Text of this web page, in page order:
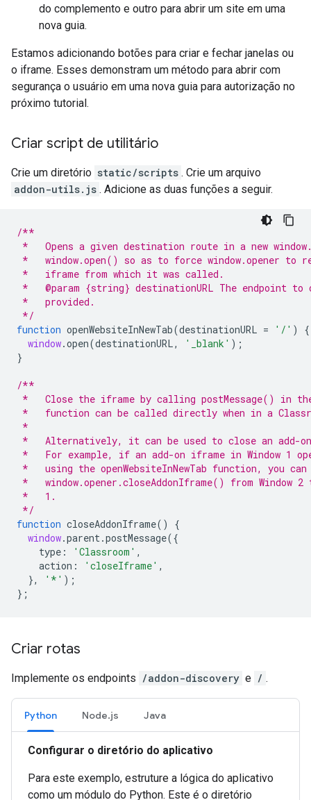
do complemento e outro para abrir um site em uma
nova guia.
Estamos adicionando botões para criar e fechar janelas ou
o iframe. Esses demonstram um método para abrir com
segurança o usuário em uma nova guia para autorização no
próximo tutorial.
Criar script de utilitário
Crie um diretório static/scripts . Crie um arquivo
addon-utils.js . Adicione as duas funções a seguir.
/**
*   Opens a given destination route in a new
*   window.open() so as to force window.opener to
*   iframe from which it was called.
*   @param {string} destinationURL The endpoint
*   provided.
*/
function openWebsiteInNewTab(destinationURL = '/' )
{
window.open(destinationURL, '_blank' );
}
/**
*   Close the iframe by calling postMessage() in
*   function can be called directly when in a
*
*   Alternatively, it can be used to close an add-
*   For example, if an add-on iframe in Window 1
*   using the openWebsiteInNewTab function, you
*   window.opener.closeAddonIframe() from Window
*   1.
*/
function closeAddonIframe()
{
window.parent.postMessage({
type : 'Classroom' ,
action : 'closeIframe' ,
},
'*' );
};
Criar rotas
Implemente os endpoints /addon-discovery e / .
Python Node.js Java
Configurar o diretório do aplicativo
Para este exemplo, estruture a lógica do aplicativo
como um módulo do Python. Este é o diretório